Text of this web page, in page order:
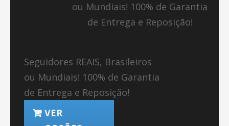
ou Mundiais! 100% de Garantia
de Entrega e Reposição!
Seguidores REAIS, Brasileiros
ou Mundiais! 100% de Garantia
de Entrega e Reposição!
VER